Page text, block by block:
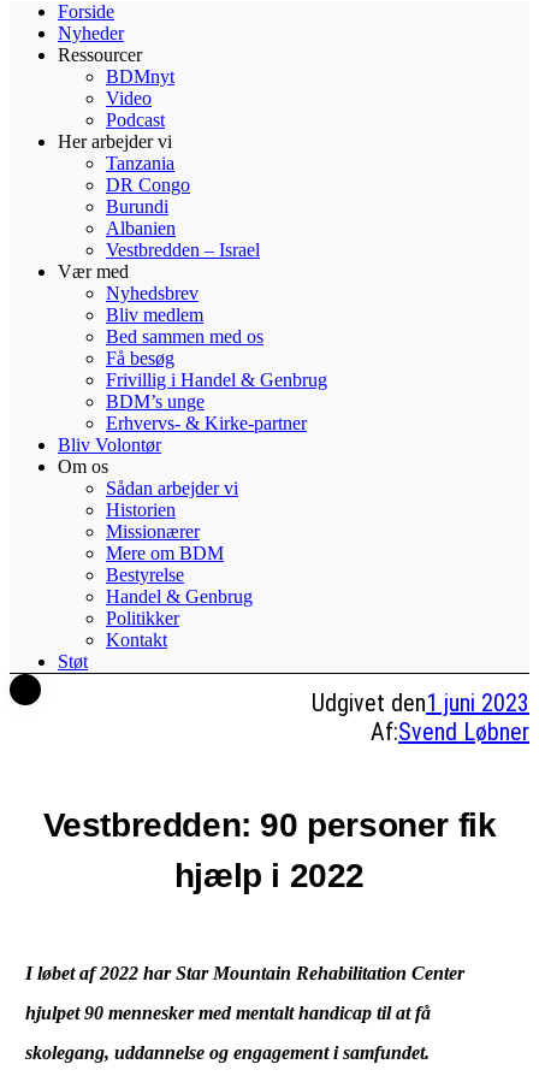
Forside
Nyheder
Ressourcer
BDMnyt
Video
Podcast
Her arbejder vi
Tanzania
DR Congo
Burundi
Albanien
Vestbredden – Israel
Vær med
Nyhedsbrev
Bliv medlem
Bed sammen med os
Få besøg
Frivillig i Handel & Genbrug
BDM’s unge
Erhvervs- & Kirke-partner
Bliv Volontør
Om os
Sådan arbejder vi
Historien
Missionærer
Mere om BDM
Bestyrelse
Handel & Genbrug
Politikker
Kontakt
Støt
Udgivet den1 juni 2023
Af:Svend Løbner
Vestbredden: 90 personer fik
hjælp i 2022
I løbet af 2022 har Star Mountain Rehabilitation Center
hjulpet 90 mennesker med mentalt handicap til at få
skolegang, uddannelse og engagement i samfundet.